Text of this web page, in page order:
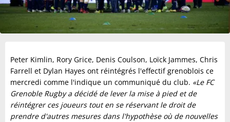
Peter Kimlin, Rory Grice, Denis Coulson, Loïck Jammes, Chris
Farrell et Dylan Hayes ont réintégrés l'effectif grenoblois ce
mercredi comme l'indique un communiqué du club. «Le FC
Grenoble Rugby a décidé de lever la mise à pied et de
réintégrer ces joueurs tout en se réservant le droit de
prendre d'autres mesures dans l'hypothèse où de nouvelles